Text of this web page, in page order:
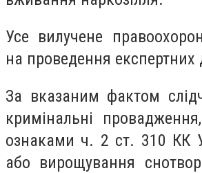
Усе вилучене
на проведення експертних
За вказаним фактом
кримінальні
ознаками ч. 2 ст. 310 КК
або вирощування